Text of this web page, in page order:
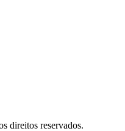
direitos reservados.